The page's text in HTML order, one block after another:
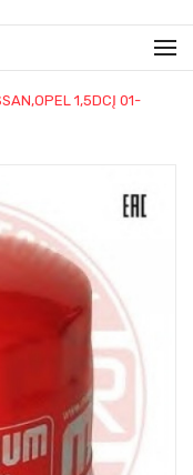
1,5DCĮ 01-